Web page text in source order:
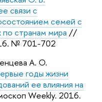
связи с
семей с
по странам мира //
№ 701-702
А. О.
годы жизни
ее влияния на
Weekly. 2016.